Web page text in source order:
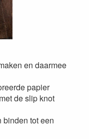
en daarmee
papier
de slip knot
tot een